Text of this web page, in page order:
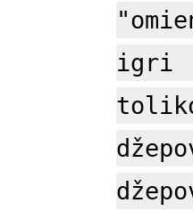
igri